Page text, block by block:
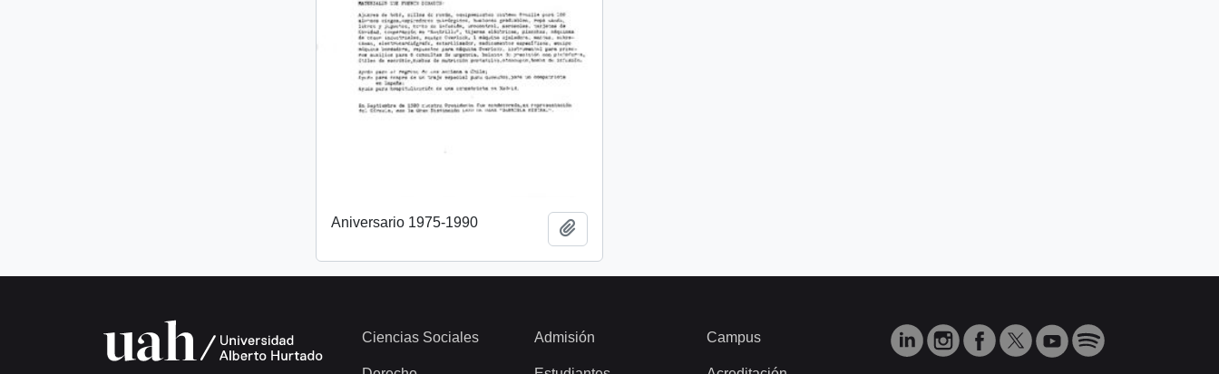
Aniversario 1975-1990
Ciencias Sociales Admisión Campus